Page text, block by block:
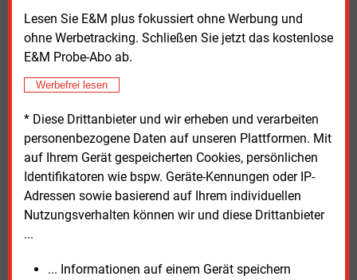
Lesen Sie E&M plus fokussiert ohne Werbung und
ohne Werbetracking. Schließen Sie jetzt das kostenlose
E&M Probe-Abo ab.
Werbefrei lesen
* Diese Drittanbieter und wir erheben und verarbeiten
personenbezogene Daten auf unseren Plattformen. Mit
auf Ihrem Gerät gespeicherten Cookies, persönlichen
Identifikatoren wie bspw. Geräte-Kennungen oder IP-
Adressen sowie basierend auf Ihrem individuellen
Nutzungsverhalten können wir und diese Drittanbieter
...
... Informationen auf einem Gerät speichern
Thomas Behler. Die Kooperation erfolge ohne Druck,
mit ihr wolle man aber frühzeitig „berechtigten
Zukunftssorgen“ begegnen. Sein Kollege in Tornesch
wirtschaftliche Vorteile zu nutzen, auch wenn man
Nicht zuletzt erwarten sich die Kommunen von dem
Zusammenschluss ihrer Stadwerke „eine Stärkung
Beherrschung der Herausforderungen der